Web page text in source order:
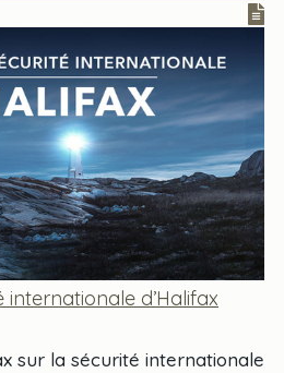
d’Halifax
sur la sécurité internationale